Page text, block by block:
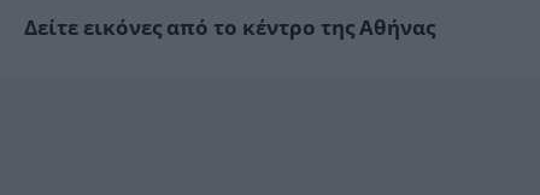
Δείτε εικόνες από το κέντρο της Αθήνας